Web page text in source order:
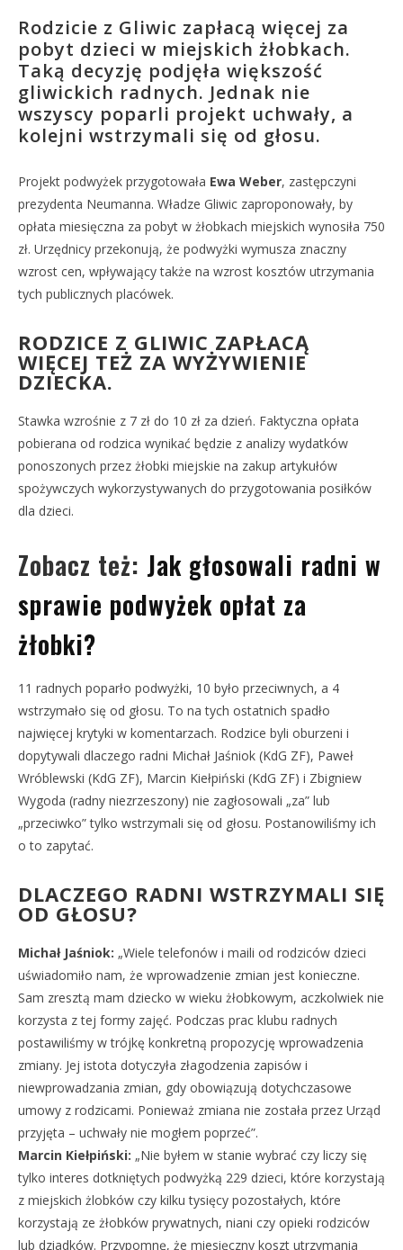
Rodzicie z Gliwic zapłacą więcej za
pobyt dzieci w miejskich żłobkach.
Taką decyzję podjęła większość
gliwickich radnych. Jednak nie
wszyscy poparli projekt uchwały, a
kolejni wstrzymali się od głosu.
Projekt podwyżek przygotowała Ewa Weber, zastępczyni
prezydenta Neumanna. Władze Gliwic zaproponowały, by
opłata miesięczna za pobyt w żłobkach miejskich wynosiła 750
zł. Urzędnicy przekonują, że podwyżki wymusza znaczny
wzrost cen, wpływający także na wzrost kosztów utrzymania
tych publicznych placówek.
RODZICE Z GLIWIC ZAPŁACĄ
WIĘCEJ TEŻ ZA WYŻYWIENIE
DZIECKA.
Stawka wzrośnie z 7 zł do 10 zł za dzień. Faktyczna opłata
pobierana od rodzica wynikać będzie z analizy wydatków
ponoszonych przez żłobki miejskie na zakup artykułów
spożywczych wykorzystywanych do przygotowania posiłków
dla dzieci.
Zobacz też: Jak głosowali radni w
sprawie podwyżek opłat za
żłobki?
11 radnych poparło podwyżki, 10 było przeciwnych, a 4
wstrzymało się od głosu. To na tych ostatnich spadło
najwięcej krytyki w komentarzach. Rodzice byli oburzeni i
dopytywali dlaczego radni Michał Jaśniok (KdG ZF), Paweł
Wróblewski (KdG ZF), Marcin Kiełpiński (KdG ZF) i Zbigniew
Wygoda (radny niezrzeszony) nie zagłosowali „za” lub
„przeciwko” tylko wstrzymali się od głosu. Postanowiliśmy ich
o to zapytać.
DLACZEGO RADNI WSTRZYMALI SIĘ
OD GŁOSU?
Michał Jaśniok: „Wiele telefonów i maili od rodziców dzieci
uświadomiło nam, że wprowadzenie zmian jest konieczne.
Sam zresztą mam dziecko w wieku żłobkowym, aczkolwiek nie
korzysta z tej formy zajęć. Podczas prac klubu radnych
postawiliśmy w trójkę konkretną propozycję wprowadzenia
zmiany. Jej istota dotyczyła złagodzenia zapisów i
niewprowadzania zmian, gdy obowiązują dotychczasowe
umowy z rodzicami. Ponieważ zmiana nie została przez Urząd
przyjęta – uchwały nie mogłem poprzeć”.
Marcin Kiełpiński: „Nie byłem w stanie wybrać czy liczy się
tylko interes dotkniętych podwyżką 229 dzieci, które korzystają
z miejskich żlobków czy kilku tysięcy pozostałych, które
korzystają ze żłobków prywatnych, niani czy opieki rodziców
lub dziadków. Przypomnę, że miesięczny koszt utrzymania